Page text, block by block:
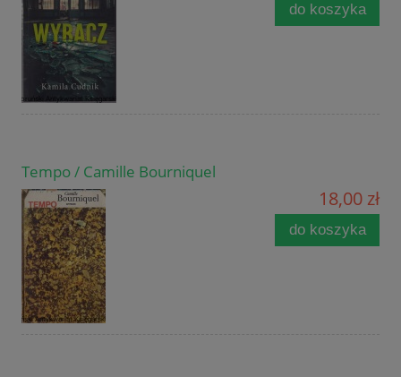
do koszyka
Tempo / Camille Bourniquel
18,00 zł
do koszyka